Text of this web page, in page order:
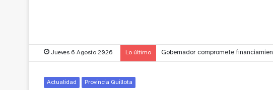
Jueves 6 Agosto 2026 Lo último Gobernador compromete
Actualidad Provincia Quillota